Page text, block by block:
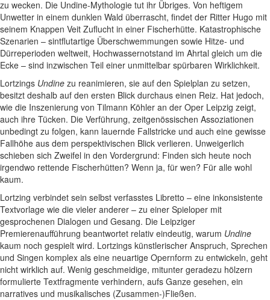
zu wecken. Die Undine-Mythologie tut ihr Übriges. Von heftigem
Unwetter in einem dunklen Wald überrascht, findet der Ritter Hugo mit
seinem Knappen Veit Zuflucht in einer Fischerhütte. Katastrophische
Szenarien – sintflutartige Überschwemmungen sowie Hitze- und
Dürreperioden weltweit, Hochwassernotstand im Ahrtal gleich um die
Ecke – sind inzwischen Teil einer unmittelbar spürbaren Wirklichkeit.
Lortzings Undine zu reanimieren, sie auf den Spielplan zu setzen,
besitzt deshalb auf den ersten Blick durchaus einen Reiz. Hat jedoch,
wie die Inszenierung von Tilmann Köhler an der Oper Leipzig zeigt,
auch ihre Tücken. Die Verführung, zeitgenössischen Assoziationen
unbedingt zu folgen, kann lauernde Fallstricke und auch eine gewisse
Fallhöhe aus dem perspektivischen Blick verlieren. Unweigerlich
schieben sich Zweifel in den Vordergrund: Finden sich heute noch
irgendwo rettende Fischerhütten? Wenn ja, für wen? Für alle wohl
kaum.
Lortzing verbindet sein selbst verfasstes Libretto – eine inkonsistente
Textvorlage wie die vieler anderer – zu einer Spieloper mit
gesprochenen Dialogen und Gesang. Die Leipziger
Premierenaufführung beantwortet relativ eindeutig, warum Undine
kaum noch gespielt wird. Lortzings künstlerischer Anspruch, Sprechen
und Singen komplex als eine neuartige Opernform zu entwickeln, geht
nicht wirklich auf. Wenig geschmeidige, mitunter geradezu hölzern
formulierte Textfragmente verhindern, aufs Ganze gesehen, ein
narratives und musikalisches (Zusammen-)Fließen.